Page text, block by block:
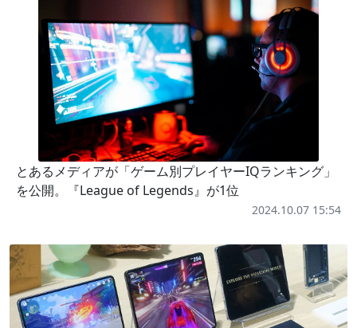
とあるメディアが「ゲーム別プレイヤーIQランキング」
を公開。『League of Legends』が1位
2024.10.07 15:54